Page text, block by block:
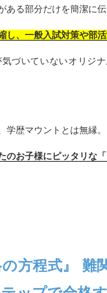
ある部分だけを簡潔に伝
し、一般入試対策や部
づいていないオリジ
学歴マウントとは無縁。
のお子様にピッタリな
の方程式』